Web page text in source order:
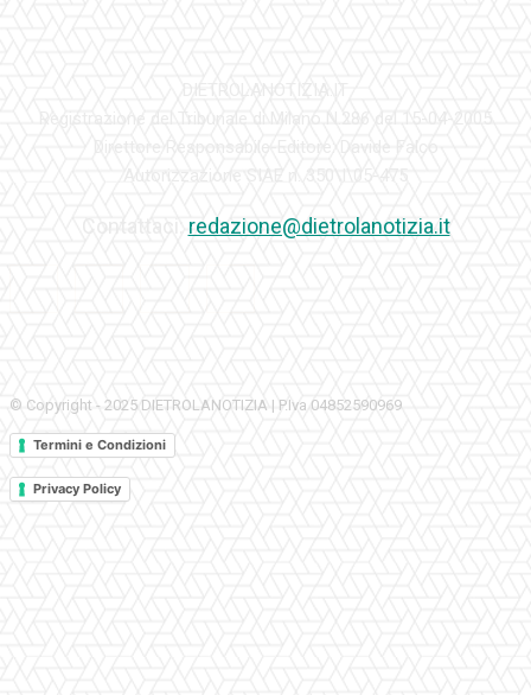
redazione@dietrolanotizia.it
© Copyright - 2025 DIETROLANOTIZIA | P.Iva 04852590969
Termini e Condizioni
Privacy Policy